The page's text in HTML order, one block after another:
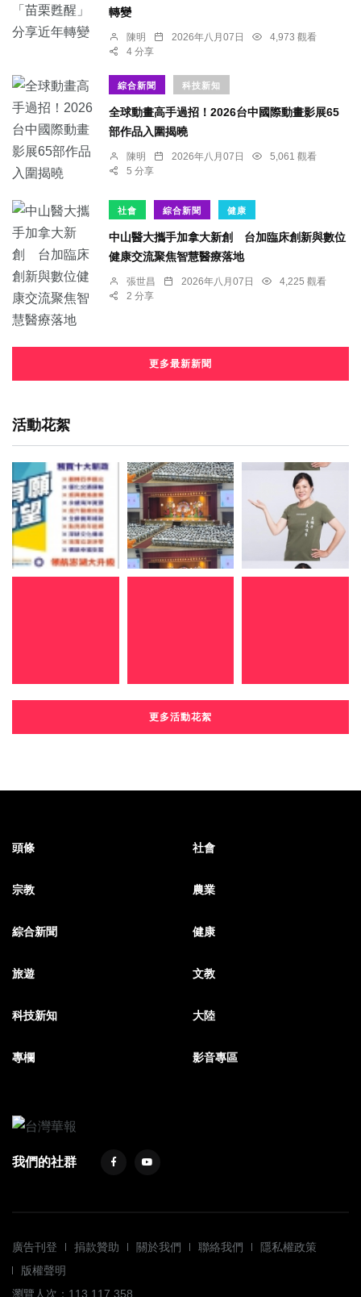
轉變
陳明 2026年八月07日
4,973 觀看
4 分享
綜合新聞 科技新知
全球動畫高手過招！2026台中國際動畫影展65
部作品入圍揭曉
陳明 2026年八月07日
5,061 觀看
5 分享
社會 綜合新聞 健康
中山醫大攜手加拿大新創 台加臨床創新與數位
健康交流聚焦智慧醫療落地
張世昌 2026年八月07日
4,225 觀看
2 分享
更多最新新聞
活動花絮
更多活動花絮
頭條 社會
宗教 農業
綜合新聞 健康
旅遊 文教
科技新知 大陸
專欄 影音專區
我們的社群
廣告刊登 捐款贊助 關於我們 聯絡我們
隱私權政策
版權聲明
瀏覽人次：113,117,358